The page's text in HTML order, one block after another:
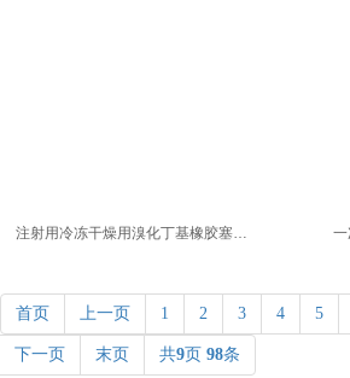
注射用冷冻干燥用溴化丁基橡胶塞产品
首页 上一页 1 2 3 4 5
下一页 末页 共9页 98条